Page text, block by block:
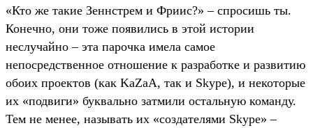
«Кто же такие Зеннстрем и Фриис?» – спросишь ты.
Конечно, они тоже появились в этой истории
неслучайно – эта парочка имела самое
непосредственное отношение к разработке и развитию
обоих проектов (как KaZaA, так и Skype), и некоторые
их «подвиги» буквально затмили остальную команду.
Тем не менее, называть их «создателями Skype» –